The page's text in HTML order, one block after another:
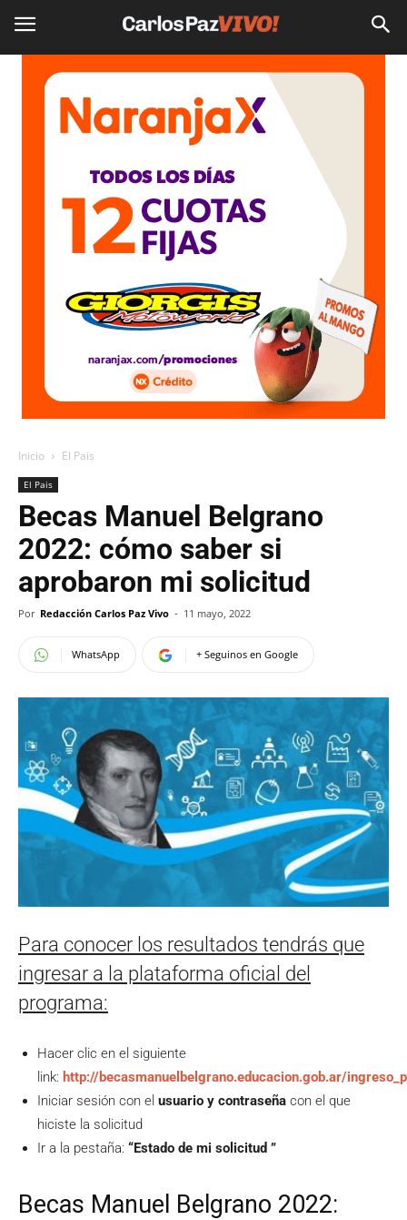
Inicio El Pais
El Pais
Becas Manuel Belgrano
2022: cómo saber si
aprobaron mi solicitud
Por Redacción Carlos Paz Vivo - 11 mayo, 2022
WhatsApp + Seguinos en Google
Para conocer los resultados tendrás que
ingresar a la plataforma oficial del
programa:
Hacer clic en el siguiente
link: http://becasmanuelbelgrano.educacion.gob.ar/
Iniciar sesión con el usuario y contraseña con el que
hiciste la solicitud
Ir a la pestaña: “Estado de mi solicitud ”
Becas Manuel Belgrano 2022: